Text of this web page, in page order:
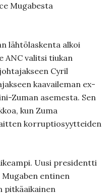
Mugabesta
lähtölaskenta alkoi
ANC valitsi tiukan
Cyril
kaavaileman ex-
Zuman asemesta. Sen
kun Zuma
korruptiosyytteiden
Uusi presidentti
entinen
pitkäaikainen